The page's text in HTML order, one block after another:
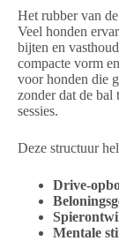
Het rubber van
Veel honden
bijten en
compacte vorm
voor honden die
zonder dat de
sessies.
Deze structuur
Drive-
Mentale